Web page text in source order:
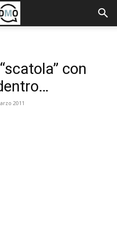
con
2011